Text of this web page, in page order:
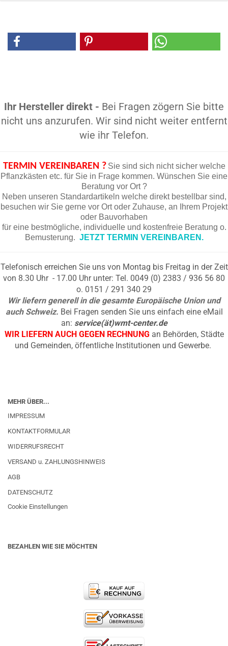
Ihr Hersteller direkt - Bei Fragen zögern Sie bitte
nicht uns anzurufen. Wir sind nicht weiter entfernt
wie ihr Telefon.
TERMIN VEREINBAREN ? Sie sind sich nicht sicher welche
Pflanzkästen etc. für Sie in Frage kommen. Wünschen Sie eine
Beratung vor Ort ?
Neben unseren Standardartikeln welche direkt bestellbar sind,
besuchen wir Sie gerne vor Ort oder Zuhause, an Ihrem Projekt
oder Bauvorhaben
für eine bestmögliche, individuelle und kostenfreie Beratung o.
Bemusterung. JETZT TERMIN VEREINBAREN.
Telefonisch erreichen Sie uns von Montag bis Freitag in der Zeit
von 8.30 Uhr - 17.00 Uhr unter: Tel. 0049 (0) 2383 / 936 56 80
o. 0151 / 291 340 29
Wir liefern generell in die gesamte Europäische Union und
auch Schweiz. Bei Fragen senden Sie uns einfach eine eMail
an: service(ät)wmt-center.de
WIR LIEFERN AUCH GEGEN RECHNUNG an Behörden, Städte
und Gemeinden, öffentliche Institutionen und Gewerbe.
MEHR ÜBER...
IMPRESSUM
KONTAKTFORMULAR
WIDERRUFSRECHT
VERSAND u. ZAHLUNGSHINWEIS
AGB
DATENSCHUTZ
Cookie Einstellungen
BEZAHLEN WIE SIE MÖCHTEN